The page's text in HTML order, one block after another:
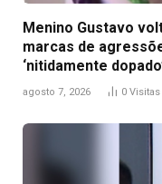
Menino Gustavo
marcas de
‘nitidamente
agosto 7, 2026 0 Visitas